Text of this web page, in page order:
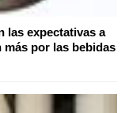
las expectativas a
por las bebidas